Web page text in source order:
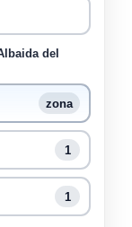
del
zona
1
1